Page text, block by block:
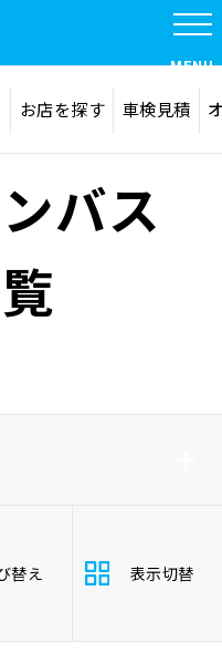
MENU
お店を探す 車検見積
バス
(上限)
替え 表示切替